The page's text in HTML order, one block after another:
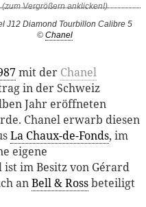
J12 Diamond Tourbillon Calibre 5
© Chanel
mit der Chanel
in der Schweiz
Jahr eröffneten
Chanel erwarb diesen
La Chaux-de-Fonds, im
eigene
im Besitz von Gérard
anBell & Rossbeteiligt